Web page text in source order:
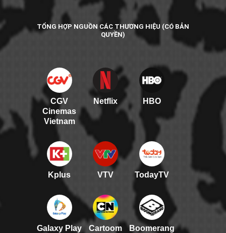
TỔNG HỢP NGUỒN CÁC THƯƠNG HIỆU (CÓ BẢN
QUYỀN)
CGV
Cinemas
Vietnam
Netflix HBO
Kplus VTV TodayTV
Galaxy Play
Cartoom
Boomerang